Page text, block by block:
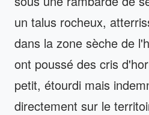
un talus rocheux,
dans la zone sèche de
ont poussé des cris
petit, étourdi mais
directement sur le